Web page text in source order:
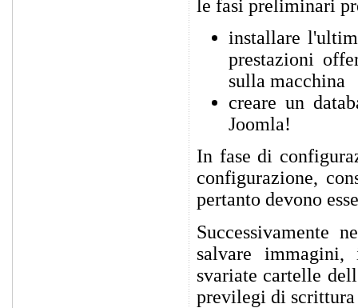
le fasi preliminari
installare
prestazioni
sulla macchina
creare un
Joomla!
In fase di
configurazione,
pertanto devono
Successivamente
salvare
svariate cartelle
previlegi di